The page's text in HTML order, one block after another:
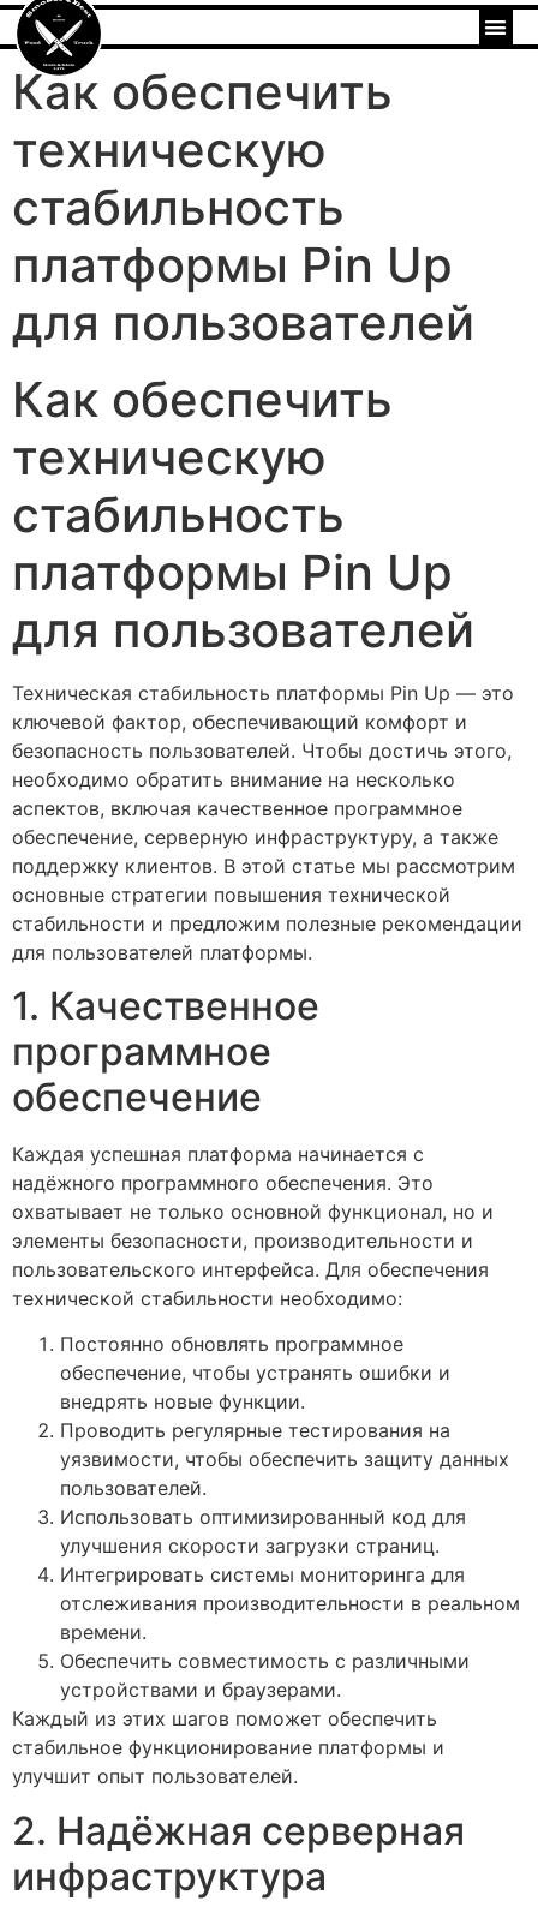
Как обеспечить
техническую
стабильность
платформы Pin Up
для пользователей
Как обеспечить
техническую
стабильность
платформы Pin Up
для пользователей
Техническая стабильность платформы Pin Up — это
ключевой фактор, обеспечивающий комфорт и
безопасность пользователей. Чтобы достичь этого,
необходимо обратить внимание на несколько
аспектов, включая качественное программное
обеспечение, серверную инфраструктуру, а также
поддержку клиентов. В этой статье мы рассмотрим
основные стратегии повышения технической
стабильности и предложим полезные рекомендации
для пользователей платформы.
1. Качественное
программное
обеспечение
Каждая успешная платформа начинается с
надёжного программного обеспечения. Это
охватывает не только основной функционал, но и
элементы безопасности, производительности и
пользовательского интерфейса. Для обеспечения
технической стабильности необходимо:
Постоянно обновлять программное
обеспечение, чтобы устранять ошибки и
внедрять новые функции.
Проводить регулярные тестирования на
уязвимости, чтобы обеспечить защиту данных
пользователей.
Использовать оптимизированный код для
улучшения скорости загрузки страниц.
Интегрировать системы мониторинга для
отслеживания производительности в реальном
времени.
Обеспечить совместимость с различными
устройствами и браузерами.
Каждый из этих шагов поможет обеспечить
стабильное функционирование платформы и
улучшит опыт пользователей.
2. Надёжная серверная
инфраструктура